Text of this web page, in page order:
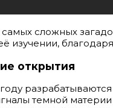
сложных
изучении,
открытия
темной